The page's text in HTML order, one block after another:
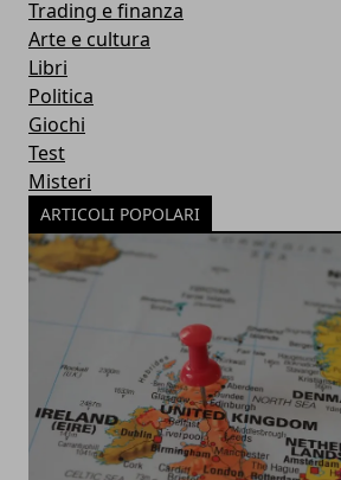
Trading e finanza
Arte e cultura
Libri
Politica
Giochi
Test
Misteri
ARTICOLI POPOLARI